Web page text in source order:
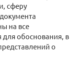
сферу
на все
для обоснования, в
о